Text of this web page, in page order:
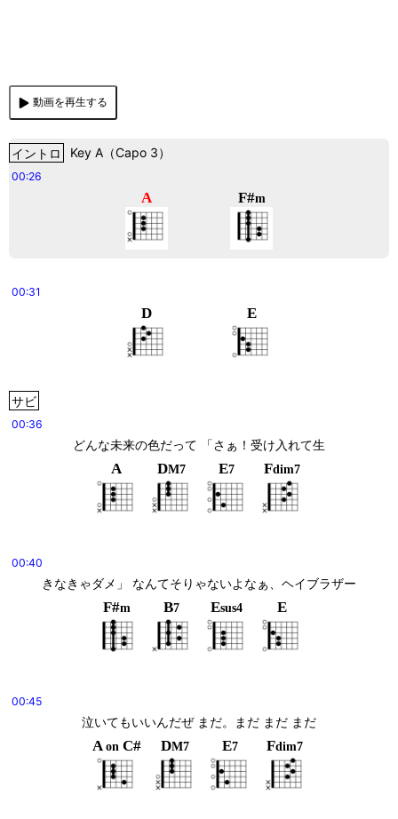
動画を再生する
イントロ Key A（Capo 3）
00:26
A F#m
00:31
D E
サビ
00:36
どんな未来の色だって 「さぁ！受け入れて生
A DM7 E7 Fdim7
00:40
きなきゃダメ」 なんてそりゃないよなぁ、ヘイブラザー
F#m B7 Esus4 E
00:45
泣いてもいいんだぜ まだ。まだ まだ まだ
A on C# DM7 E7 Fdim7